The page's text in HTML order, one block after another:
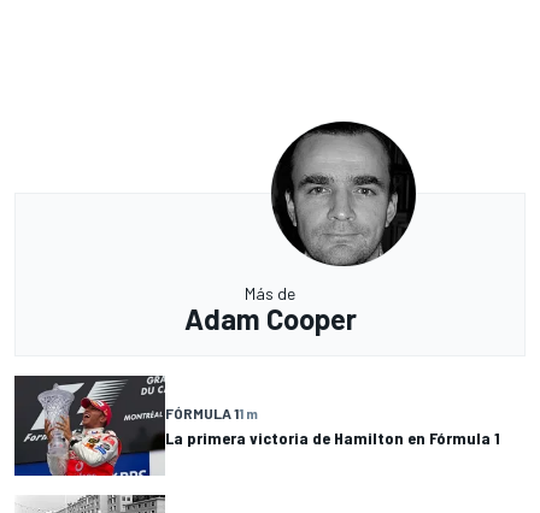
Más de
Adam Cooper
FÓRMULA 11 m
La primera victoria de Hamilton en Fórmula 1